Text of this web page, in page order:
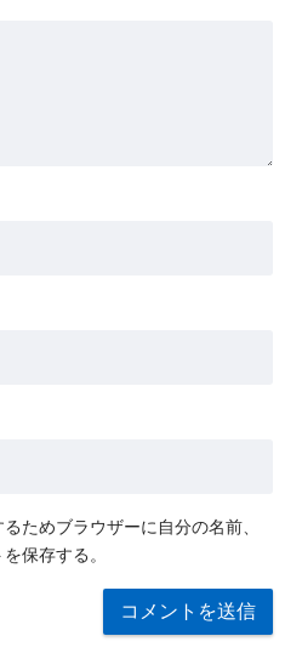
ためブラウザーに自分の名前、
保存する。